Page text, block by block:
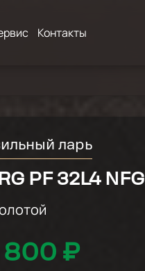
Контакты
ларь
PF 32L4 NFG
800 ₽